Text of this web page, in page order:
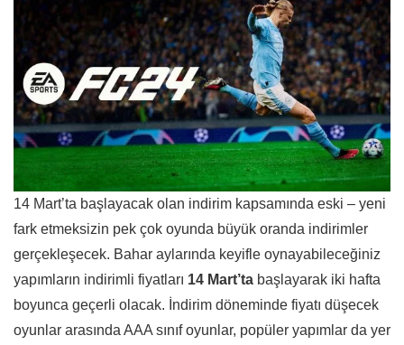
14 Mart’ta başlayacak olan indirim kapsamında eski – yeni
fark etmeksizin pek çok oyunda büyük oranda indirimler
gerçekleşecek. Bahar aylarında keyifle oynayabileceğiniz
yapımların indirimli fiyatları 14 Mart’ta başlayarak iki hafta
boyunca geçerli olacak. İndirim döneminde fiyatı düşecek
oyunlar arasında AAA sınıf oyunlar, popüler yapımlar da yer